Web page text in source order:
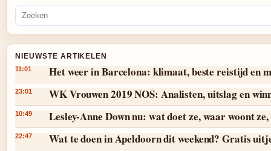
NIEUWSTE ARTIKELEN
11:01 Het weer in Barcelona: klimaat, beste reistijd en
23:01 WK Vrouwen 2019 NOS: Analisten, uitslag en
10:49 Lesley-Anne Down nu: wat doet ze, waar woont
22:47 Wat te doen in Apeldoorn dit weekend? Gratis